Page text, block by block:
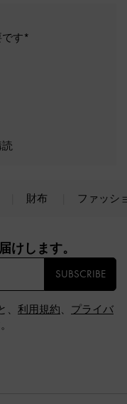
です*
財布 ファッシ
けします。​
SUBSCRIBE
利用規約、 プライバ